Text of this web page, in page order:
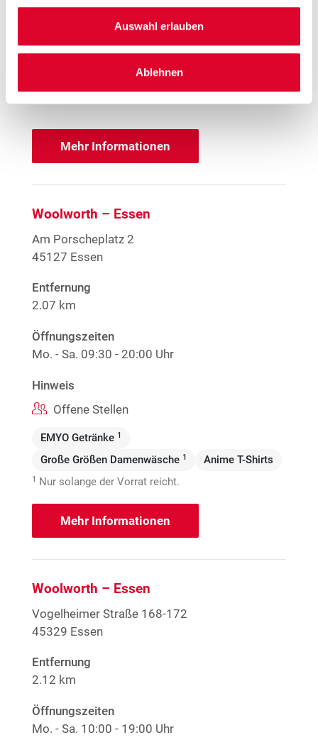
Auswahl erlauben
Ablehnen
Mo. - Sa.09:00 - 20:00 Uhr
Mehr Informationen
Woolworth – Essen
Am Porscheplatz 2
45127 Essen
Entfernung
2.07 km
Öffnungszeiten
Mo. - Sa. 09:30 - 20:00 Uhr
Hinweis
Offene Stellen
EMYO Getränke 1
Große Größen Damenwäsche 1 Anime T-Shirts
1 Nur solange der Vorrat reicht.
Mehr Informationen
Woolworth – Essen
Vogelheimer Straße 168-172
45329 Essen
Entfernung
2.12 km
Öffnungszeiten
Mo. - Sa. 10:00 - 19:00 Uhr